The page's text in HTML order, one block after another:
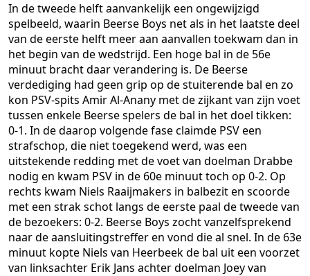
In de tweede helft aanvankelijk een ongewijzigd
spelbeeld, waarin Beerse Boys net als in het laatste deel
van de eerste helft meer aan aanvallen toekwam dan in
het begin van de wedstrijd. Een hoge bal in de 56e
minuut bracht daar verandering is. De Beerse
verdediging had geen grip op de stuiterende bal en zo
kon PSV-spits Amir Al-Anany met de zijkant van zijn voet
tussen enkele Beerse spelers de bal in het doel tikken:
0-1. In de daarop volgende fase claimde PSV een
strafschop, die niet toegekend werd, was een
uitstekende redding met de voet van doelman Drabbe
nodig en kwam PSV in de 60e minuut toch op 0-2. Op
rechts kwam Niels Raaijmakers in balbezit en scoorde
met een strak schot langs de eerste paal de tweede van
de bezoekers: 0-2. Beerse Boys zocht vanzelfsprekend
naar de aansluitingstreffer en vond die al snel. In de 63e
minuut kopte Niels van Heerbeek de bal uit een voorzet
van linksachter Erik Jans achter doelman Joey van